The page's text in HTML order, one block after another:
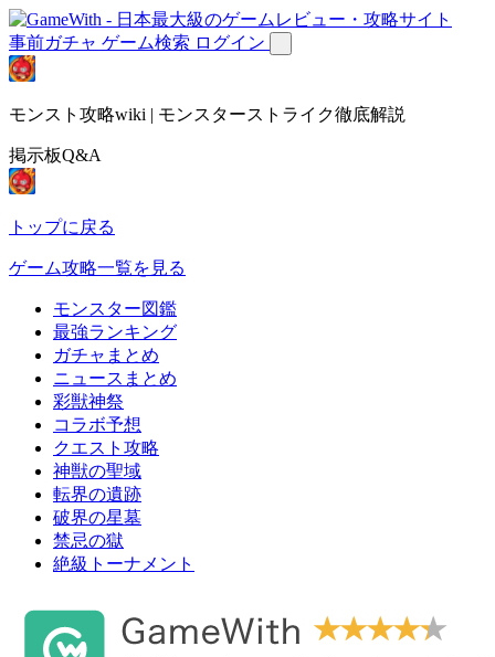
事前ガチャ ゲーム検索 ログイン
モンスト攻略wiki | モンスターストライク徹底解説
掲示板Q&A
トップに戻る
ゲーム攻略一覧を見る
モンスター図鑑
最強ランキング
ガチャまとめ
ニュースまとめ
彩獣神祭
コラボ予想
クエスト攻略
神獣の聖域
転界の遺跡
破界の星墓
禁忌の獄
絶級トーナメント